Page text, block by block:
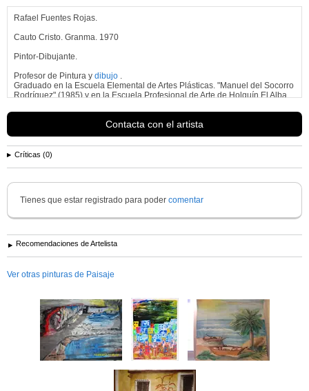
Rafael Fuentes Rojas.
Cauto Cristo. Granma. 1970
Pintor-Dibujante.
Profesor de Pintura y dibujo .
Graduado en la Escuela Elemental de Artes Plásticas. "Manuel del Socorro
Rodríguez" (1985) y en la Escuela Profesional de Arte de Holguín El Alba
Ha realizado más de 50exposiciones, de ellas 12 Personales.
Concursa y participa en los Salones Provinciales y Territoriales en los que
Ver más información deRafael Fuentes Rojas
Contacta con el artista
Críticas (0)
Tienes que estar registrado para poder comentar
Recomendaciones de Artelista
Ver otras pinturas de Paisaje